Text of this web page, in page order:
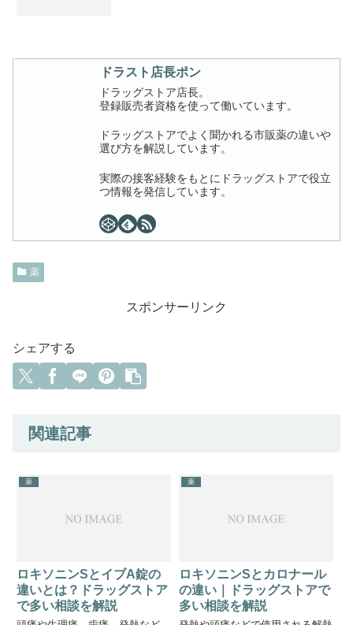
ドラスト店長ポン
ドラッグストア店長。
登録販売者資格を使って働いています。
ドラッグストアでよく聞かれる市販薬の違いや
選び方を解説しています。
実際の接客経験をもとにドラッグストアで役立
つ情報を発信しています。
薬
スポンサーリンク
シェアする
関連記事
薬
ロキソニンSとイブA錠の
違いとは？ドラッグストア
で多い相談を解説
薬
ロキソニンSとカロナール
の違い｜ドラッグストアで
多い相談を解説